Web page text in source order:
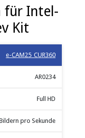
für Intel-
Kit
Maximale
e-CAM25_CUR360
AR0234
Full HD
pro Sekunde